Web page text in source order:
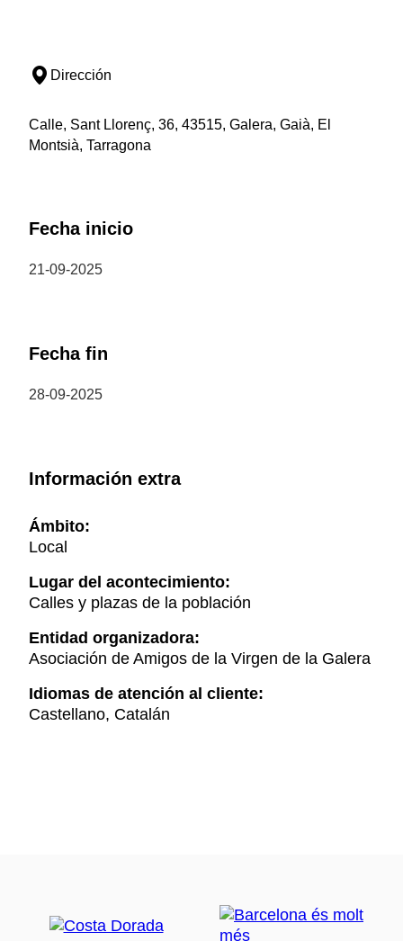
Dirección
Calle, Sant Llorenç, 36, 43515, Galera, Gaià, El
Montsià, Tarragona
Fecha inicio
21-09-2025
Fecha fin
28-09-2025
Información extra
Ámbito:
Local
Lugar del acontecimiento:
Calles y plazas de la población
Entidad organizadora:
Asociación de Amigos de la Virgen de la Galera
Idiomas de atención al cliente:
Castellano, Catalán